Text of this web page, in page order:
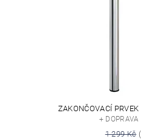
ZAKONČOVACÍ
+
1 299 Kč